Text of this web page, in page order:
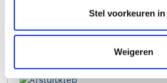
Stel voorkeuren in
Weigeren
Offerte aanvragen Advies